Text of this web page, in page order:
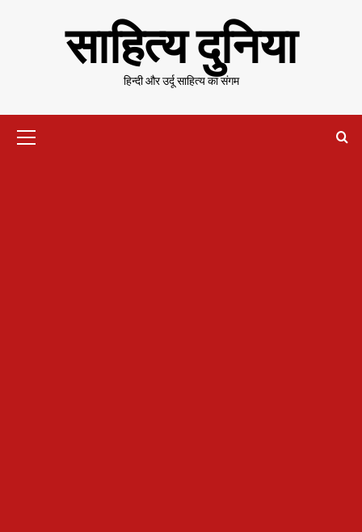
साहित्य दुनिया
हिन्दी और उर्दू साहित्य का संगम
Menu